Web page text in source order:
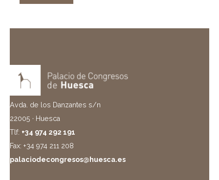
Avda. de los Danzantes s/n
22005 · Huesca
Tlf: +34 974 292 191
Fax: +34 974 211 208
palaciodecongresos@huesca.es